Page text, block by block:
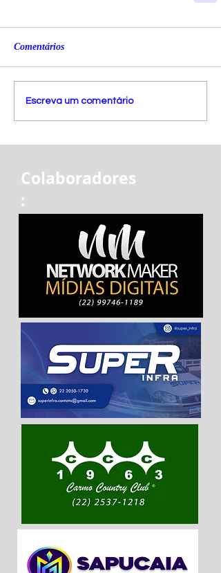
Comentários
Escreva um comentário
Colaboradores
: